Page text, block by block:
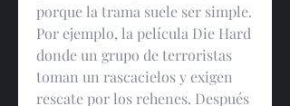
porque la trama suele ser simple.
Por ejemplo, la película Die Hard
donde un grupo de terroristas
toman un rascacielos y exigen
rescate por los rehenes. Después